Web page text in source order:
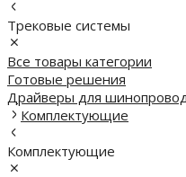
Трековые системы
Все товары категории
Готовые решения
Драйверы для
Комплектующие
Комплектующие